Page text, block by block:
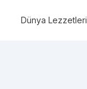
Dünya Lezzetleri